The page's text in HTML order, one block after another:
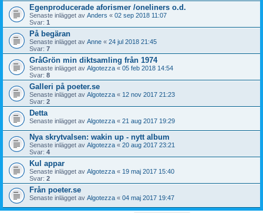
Egenproducerade aforismer /oneliners o.d.
Senaste inlägget av Anders « 02 sep 2018 11:07
Svar: 1
På begäran
Senaste inlägget av Anne « 24 jul 2018 21:45
Svar: 7
GråGrön min diktsamling från 1974
Senaste inlägget av Algotezza « 05 feb 2018 14:54
Svar: 8
Galleri på poeter.se
Senaste inlägget av Algotezza « 12 nov 2017 21:23
Svar: 2
Detta
Senaste inlägget av Algotezza « 21 aug 2017 19:29
Nya skrytvalsen: wakin up - nytt album
Senaste inlägget av Algotezza « 20 aug 2017 23:21
Svar: 4
Kul appar
Senaste inlägget av Algotezza « 19 maj 2017 15:40
Svar: 2
Från poeter.se
Senaste inlägget av Algotezza « 04 maj 2017 19:47